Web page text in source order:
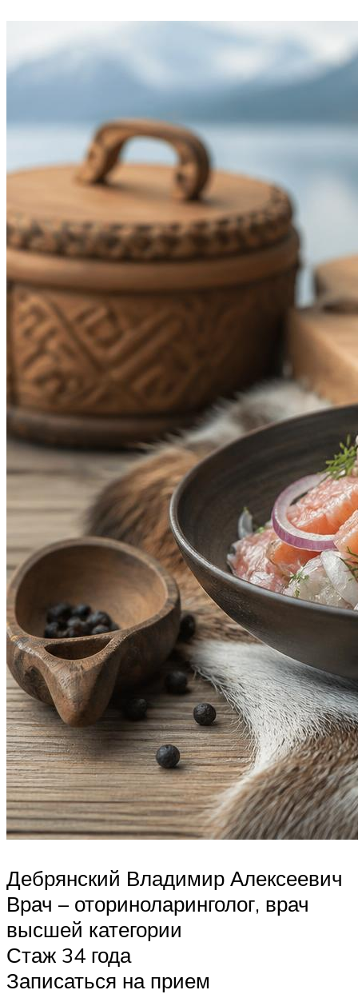
Дебрянский Владимир Алексеевич
Врач – оториноларинголог, врач
высшей категории
Стаж 34 года
Записаться на прием